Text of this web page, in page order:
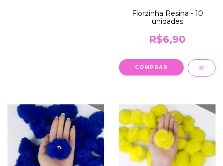
Florzinha Resina - 10
unidades
R$6,90